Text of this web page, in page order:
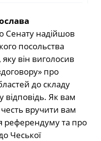
Сенату надійшов
посольства
він виголосив
про
до складу
відповідь. Як вам
вручити вам
референдуму та про
Чеської